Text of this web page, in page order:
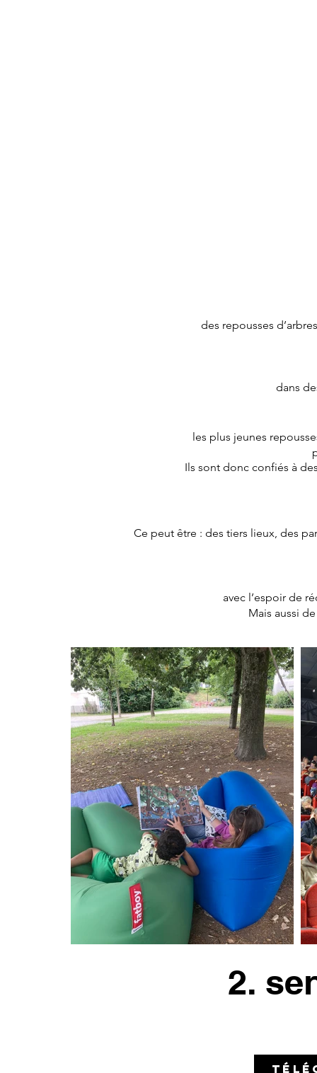
des repousses
dans
les plus jeunes
Ils sont donc confiés à
Ce peut être : des tiers lieux, des
avec l’espoir de
Mais aussi
2.